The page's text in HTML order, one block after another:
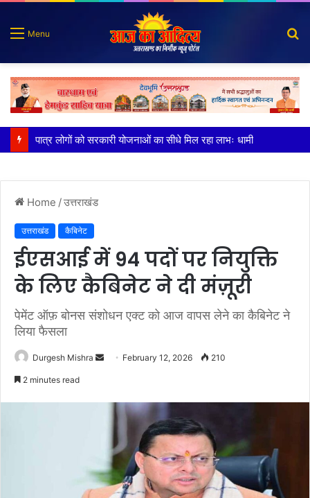
Menu
पात्र लोगों को सरकारी योजनाओं का सीधे मिल रहा लाभः धामी
Home /उत्तराखंड
उत्तराखंड कैबिनेट
ईएसआई में 94 पदों पर नियुक्ति
के लिए कैबिनेट ने दी मंज़ूरी
पेमेंट ऑफ़ बोनस संशोधन एक्ट को आज वापस लेने का कैबिनेट ने
लिया फैसला
Durgesh Mishra
Send February 12, 2026 210
2 minutes read